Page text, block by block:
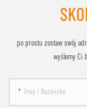
po prostu zostaw swój
wyślemy Ci
Imię I Nazwisko